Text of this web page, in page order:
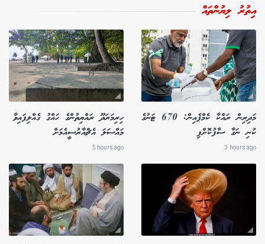
އިތުރު ލިޔުންތައް
މަދިރިން ރައްކާ ކެމްޕެއިން: 670 ޓަނުގެ
ކުނި ނަގާ ސާފުކޮށްފި
3 hours ago
ހިރިމަރަދޫ ރައްޔިތުންގެ ހައްގު ގެއްލިފައިވާ
މައްސަލަ އެޗްއާރުސީއެމަށް
5 hours ago